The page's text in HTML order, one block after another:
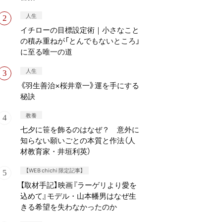
人生
イチローの目標設定術｜小さなこと
の積み重ねが「とんでもないところ」
に至る唯一の道
人生
《羽生善治×桜井章一》運を手にする
秘訣
教養
七夕に笹を飾るのはなぜ？ 意外に
知らない願いごとの本質と作法（人
材教育家・井垣利英）
【WEB chichi 限定記事】
【取材手記】映画『ラーゲリより愛を
込めて』モデル・山本幡男はなぜ生
きる希望を失わなかったのか